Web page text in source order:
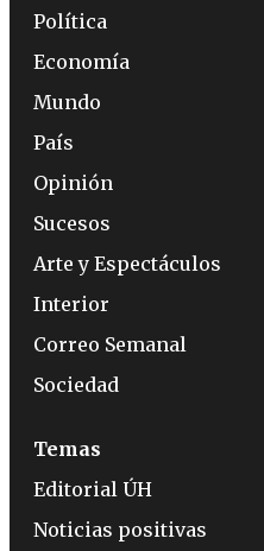
Política
Economía
Mundo
País
Opinión
Sucesos
Arte y Espectáculos
Interior
Correo Semanal
Sociedad
Temas
Editorial ÚH
Noticias positivas